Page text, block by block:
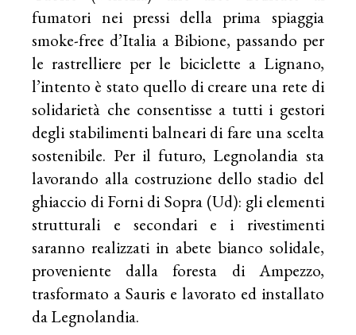
fumatori nei pressi della prima spiaggia
smoke-free d’Italia a Bibione, passando per
le rastrelliere per le biciclette a Lignano,
l’intento è stato quello di creare una rete di
solidarietà che consentisse a tutti i gestori
degli stabilimenti balneari di fare una scelta
sostenibile. Per il futuro, Legnolandia sta
lavorando alla costruzione dello stadio del
ghiaccio di Forni di Sopra (Ud): gli elementi
strutturali e secondari e i rivestimenti
saranno realizzati in abete bianco solidale,
proveniente dalla foresta di Ampezzo,
trasformato a Sauris e lavorato ed installato
da Legnolandia.